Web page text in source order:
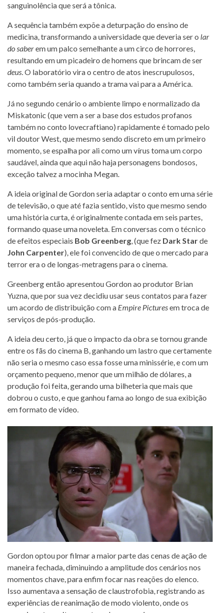
sanguinolência que será a tônica.
A sequência também expõe a deturpação do ensino de
medicina, transformando a universidade que deveria ser o lar
do saberem um palco semelhante a um circo de horrores,
resultando em um picadeiro de homens que brincam de ser
deus. O laboratório vira o centro de atos inescrupulosos,
como também seria quando a trama vai para a América.
Já no segundo cenário o ambiente limpo e normalizado da
Miskatonic (que vem a ser a base dos estudos profanos
também no conto lovecraftiano) rapidamente é tomado pelo
vil doutor West, que mesmo sendo discreto em um primeiro
momento, se espalha por ali como um vírus toma um corpo
saudável, ainda que aqui não haja personagens bondosos,
exceção talvez a mocinha Megan.
A ideia original de Gordon seria adaptar o conto em uma série
de televisão, o que até fazia sentido, visto que mesmo sendo
uma história curta, é originalmente contada em seis partes,
formando quase uma noveleta. Em conversas com o técnico
de efeitos especiais Bob Greenberg, (que fez Dark Starde
John Carpenter), ele foi convencido de que o mercado para
terror era o de longas-metragens para o cinema.
Greenberg então apresentou Gordon ao produtor Brian
Yuzna, que por sua vez decidiu usar seus contatos para fazer
um acordo de distribuição com a Empire Picturesem troca de
serviços de pós-produção.
A ideia deu certo, já que o impacto da obra se tornou grande
entre os fãs do cinema B, ganhando um lastro que certamente
não seria o mesmo caso essa fosse uma minissérie, e com um
orçamento pequeno, menor que um milhão de dólares, a
produção foi feita, gerando uma bilheteria que mais que
dobrou o custo, e que ganhou fama ao longo de sua exibição
em formato de vídeo.
Gordon optou por filmar a maior parte das cenas de ação de
maneira fechada, diminuindo a amplitude dos cenários nos
momentos chave, para enfim focar nas reações do elenco.
Isso aumentava a sensação de claustrofobia, registrando as
experiências de reanimação de modo violento, onde os